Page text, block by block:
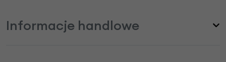
Informacje handlowe